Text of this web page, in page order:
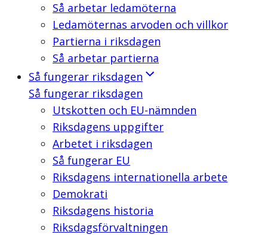
Så arbetar ledamöterna
Ledamöternas arvoden och villkor
Partierna i riksdagen
Så arbetar partierna
Så fungerar riksdagen
Så fungerar riksdagen
Utskotten och EU-nämnden
Riksdagens uppgifter
Arbetet i riksdagen
Så fungerar EU
Riksdagens internationella arbete
Demokrati
Riksdagens historia
Riksdagsförvaltningen